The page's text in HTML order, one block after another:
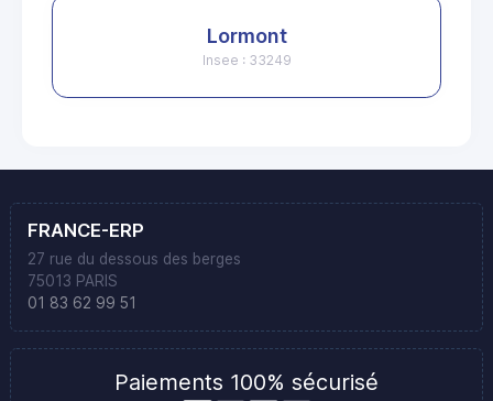
Lormont
Insee : 33249
FRANCE-ERP
27 rue du dessous des berges
75013 PARIS
01 83 62 99 51
Paiements 100% sécurisé